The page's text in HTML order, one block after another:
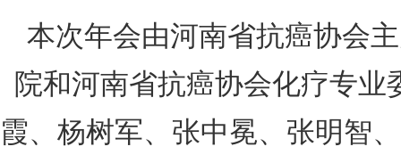
本次年会由河南省抗癌协会
院和河南省抗癌协会化疗专
霞、杨树军、张中冕、张明智